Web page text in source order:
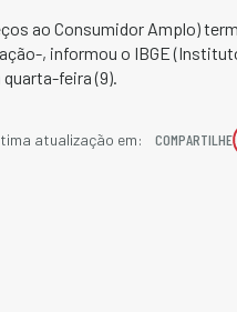
ao Consumidor Amplo)
, informou o IBGE
feira (9).
atualização em:
COMPARTILHE